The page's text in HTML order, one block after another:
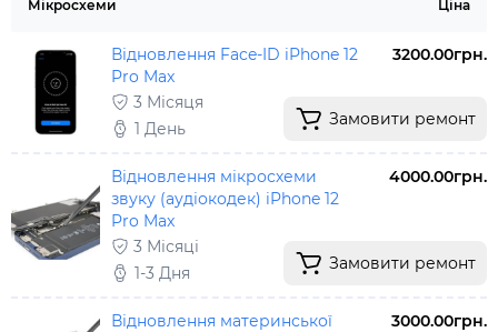
Мікросхеми Ціна
Відновлення Face-ID iPhone 12
Pro Max
3 Місяця
3200.00грн.
1 День Замовити ремонт
Відновлення мікросхеми
звуку (аудіокодек) iPhone 12
Pro Max
3 Місяці
4000.00грн.
1-3 Дня Замовити ремонт
Відновлення материнської
3000.00грн.